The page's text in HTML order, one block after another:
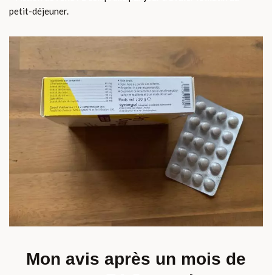
petit-déjeuner.
Mon avis après un mois de